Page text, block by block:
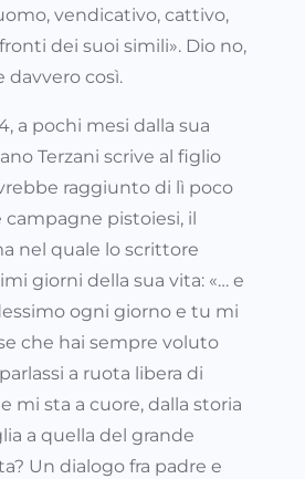
vendicativo, cattivo,
dei suoi simili». Dio no,
davvero così.
a pochi mesi dalla sua
Terzani scrive al figlio
raggiunto di lì poco
campagne pistoiesi, il
nel quale lo scrittore
giorni della sua vita: «… e
ogni giorno e tu mi
che hai sempre voluto
a ruota libera di
mi sta a cuore, dalla storia
a quella del grande
Un dialogo fra padre e